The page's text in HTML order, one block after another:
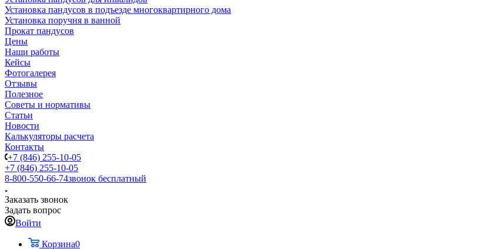
Установка пандусов в подъезде многоквартирного дома
Установка поручня в ванной
Прокат пандусов
Цены
Наши работы
Кейсы
Фотогалерея
Отзывы
Полезное
Советы и нормативы
Статьи
Новости
Калькуляторы расчета
Контакты
+7 (846) 255-10-05
+7 (846) 255-10-05
8-800-550-66-74звонок бесплатный
Заказать звонок
Задать вопрос
Войти
Корзина0